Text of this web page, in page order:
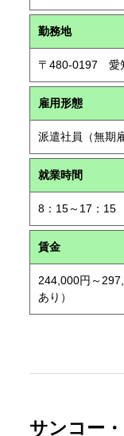
勤務地
〒480-0197 愛
雇用形態
派遣社員（無期
就業時間
8：15～17：15
賃金
244,000円～
あり）
サンコー